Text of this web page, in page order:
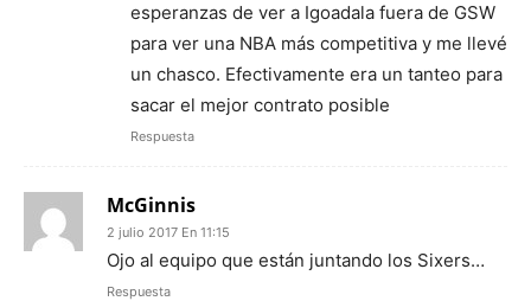
esperanzas de ver a Igoadala fuera de GSW
para ver una NBA más competitiva y me llevé
un chasco. Efectivamente era un tanteo para
sacar el mejor contrato posible
Respuesta
McGinnis
2 julio 2017 En 11:15
Ojo al equipo que están juntando los Sixers…
Respuesta